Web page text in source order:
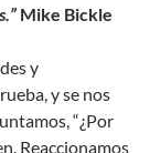
Mike Bickle
y
y se nos
“¿Por
Reaccionamos